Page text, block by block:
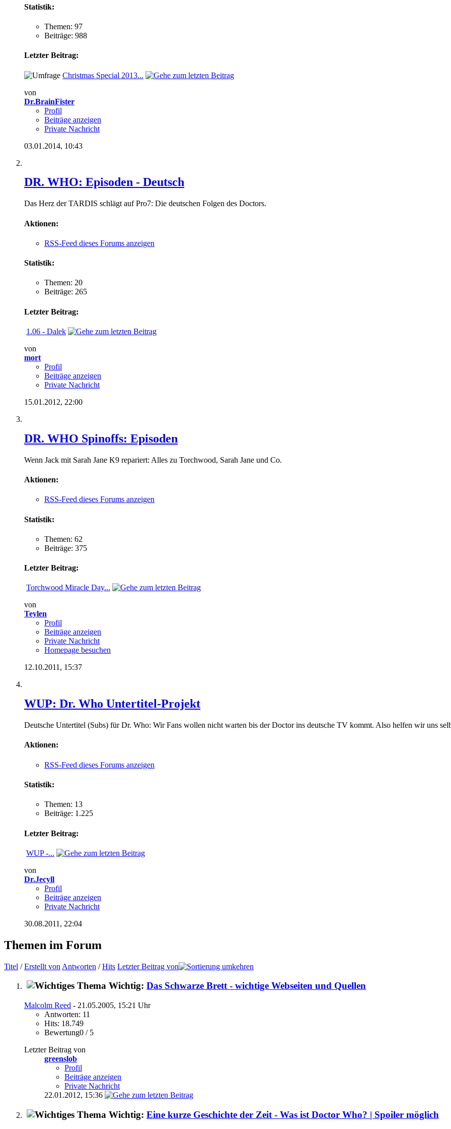
Statistik:
Themen: 97
Beiträge: 988
Letzter Beitrag:
Christmas Special 2013...
von
Dr.BrainFister
Profil
Beiträge anzeigen
Private Nachricht
03.01.2014, 10:43
DR. WHO: Episoden - Deutsch
Das Herz der TARDIS schlägt auf Pro7: Die deutschen Folgen des Doctors.
Aktionen:
RSS-Feed dieses Forums anzeigen
Statistik:
Themen: 20
Beiträge: 265
Letzter Beitrag:
1.06 - Dalek
von
mort
Profil
Beiträge anzeigen
Private Nachricht
15.01.2012, 22:00
DR. WHO Spinoffs: Episoden
Wenn Jack mit Sarah Jane K9 repariert: Alles zu Torchwood, Sarah Jane und Co.
Aktionen:
RSS-Feed dieses Forums anzeigen
Statistik:
Themen: 62
Beiträge: 375
Letzter Beitrag:
Torchwood Miracle Day...
von
Teylen
Profil
Beiträge anzeigen
Private Nachricht
Homepage besuchen
12.10.2011, 15:37
WUP: Dr. Who Untertitel-Projekt
Deutsche Untertitel (Subs) für Dr. Who: Wir Fans wollen nicht warten bis der Doctor ins deutsche TV kommt. Also helfen wir uns
Aktionen:
RSS-Feed dieses Forums anzeigen
Statistik:
Themen: 13
Beiträge: 1.225
Letzter Beitrag:
WUP -...
von
Dr.Jecyll
Profil
Beiträge anzeigen
Private Nachricht
30.08.2011, 22:04
Themen im Forum
Titel /Erstellt von Antworten /Hits Letzter Beitrag von
Wichtig: Das Schwarze Brett - wichtige Webseiten und Quellen
Malcolm Reed - 21.05.2005, 15:21 Uhr
Antworten: 11
Hits: 18.749
Bewertung0 / 5
Letzter Beitrag von
greenslob
Profil
Beiträge anzeigen
Private Nachricht
22.01.2012, 15:36
Wichtig: Eine kurze Geschichte der Zeit - Was ist Doctor Who? | Spoiler möglich